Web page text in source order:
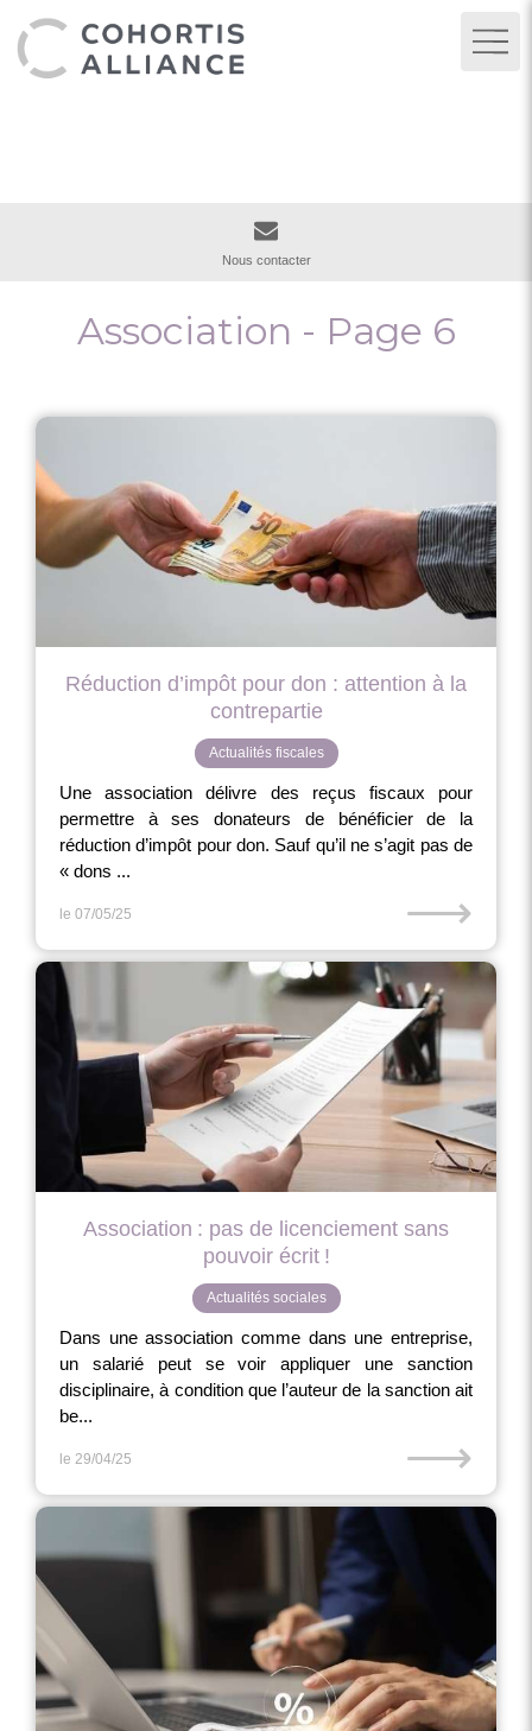
Nous contacter
Association - Page 6
Réduction d’impôt pour don : attention à la
contrepartie
Actualités fiscales
Une association délivre des reçus fiscaux pour
permettre à ses donateurs de bénéficier de la
réduction d’impôt pour don. Sauf qu’il ne s’agit pas de
« dons ...
le 07/05/25 ⟶
Association : pas de licenciement sans
pouvoir écrit !
Actualités sociales
Dans une association comme dans une entreprise,
un salarié peut se voir appliquer une sanction
disciplinaire, à condition que l’auteur de la sanction ait
be...
le 29/04/25 ⟶